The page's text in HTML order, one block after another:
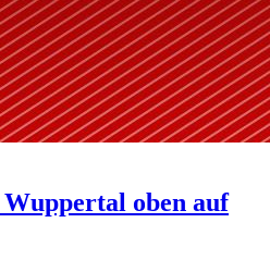
oben auf